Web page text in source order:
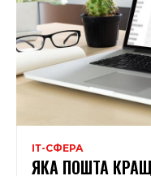
ІТ-СФЕРА
ЯКА ПОШТА